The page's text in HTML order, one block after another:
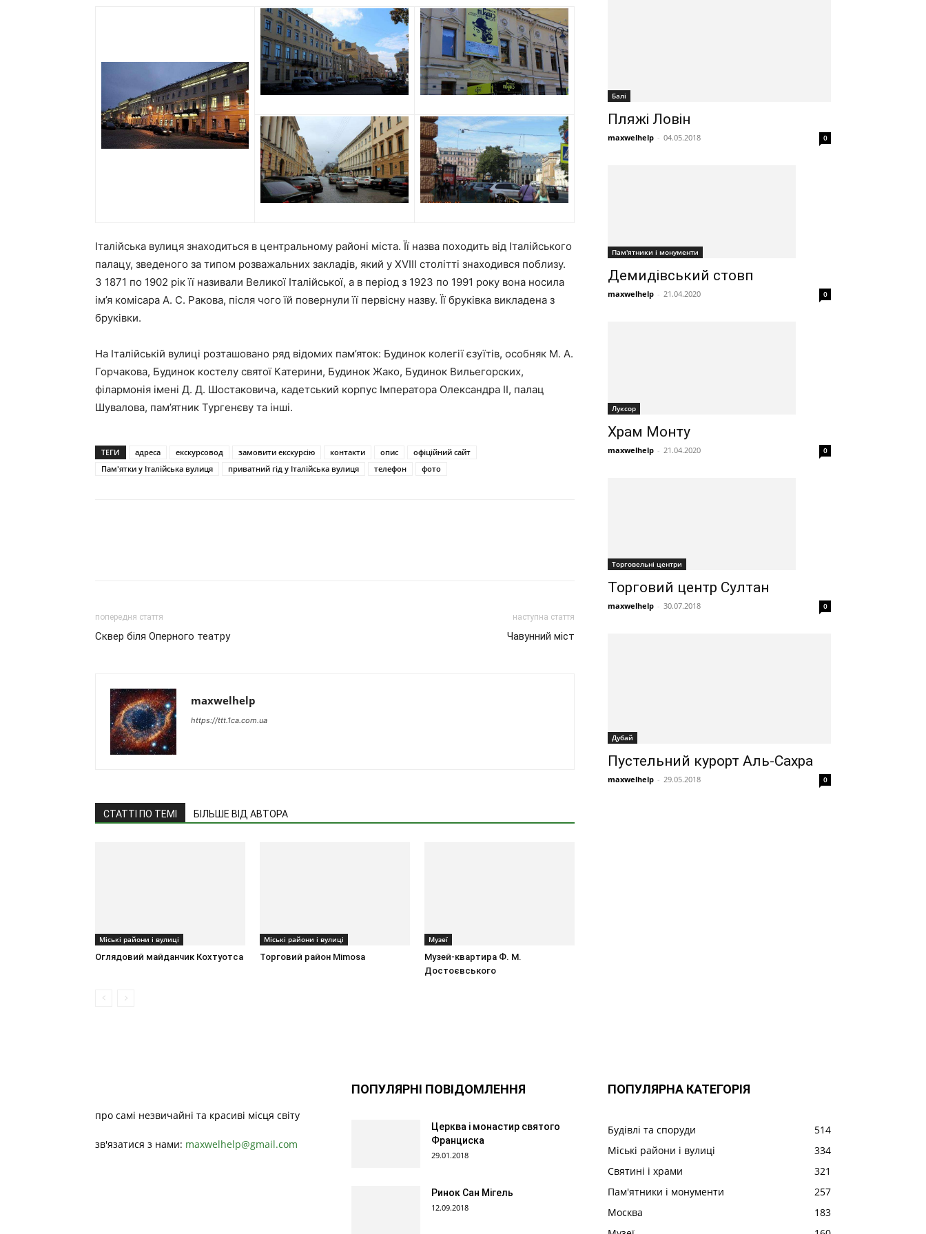
Італійська вулиця знаходиться в центральному районі міста. Її назва походить від Італійського
палацу, зведеного за типом розважальних закладів, який у XVIII столітті знаходився поблизу.
З 1871 по 1902 рік її називали Великої Італійської, а в період з 1923 по 1991 року вона носила
ім’я комісара А. С. Ракова, після чого їй повернули її первісну назву. Її бруківка викладена з
бруківки.
На Італійській вулиці розташовано ряд відомих пам’яток: Будинок колегії єзуїтів, особняк М. А.
Горчакова, Будинок костелу святої Катерини, Будинок Жако, Будинок Вильегорских,
філармонія імені Д. Д. Шостаковича, кадетський корпус Імператора Олександра II, палац
Шувалова, пам’ятник Тургенєву та інші.
ТЕГИ адреса екскурсовод замовити екскурсію контакти опис
офіційний сайт
Пам'ятки у Італійська вулиця
приватний гід у Італійська вулиця телефон фото
попередня стаття
Сквер біля Оперного театру
наступна стаття
Чавунний міст
maxwelhelp
https://ttt.1ca.com.ua
СТАТТІ ПО ТЕМІ БІЛЬШЕ ВІД АВТОРА
Міські райони і вулиці
Оглядовий майданчик Кохтуотса
Міські райони і вулиці
Торговий район Mimosa
Музеї
Музей-квартира Ф. М.
Достоєвського
Балі
Пляжі Ловін
maxwelhelp - 04.05.2018 0
Пам'ятники і монументи
Демидівський стовп
maxwelhelp - 21.04.2020 0
Луксор
Храм Монту
maxwelhelp - 21.04.2020 0
Торговельні центри
Торговий центр Султан
maxwelhelp - 30.07.2018 0
Дубай
Пустельний курорт Аль-Сахра
maxwelhelp - 29.05.2018 0
про самі незвичайні та красиві місця світу
зв'язатися з нами: maxwelhelp@gmail.com
ПОПУЛЯРНІ ПОВІДОМЛЕННЯ
Церква і монастир святого
Франциска
29.01.2018
Ринок Сан Мігель
12.09.2018
ПОПУЛЯРНА КАТЕГОРІЯ
Будівлі та споруди
514
Міські райони і вулиці
334
Святині і храми
321
Пам'ятники і монументи
257
Москва
183